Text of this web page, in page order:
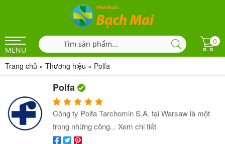
MENU
0
Trang chủ » Thương hiệu » Polfa
Polfa
Công ty Polfa Tarchomin S.A. tại Warsaw là một
trong những công... Xem chi tiết